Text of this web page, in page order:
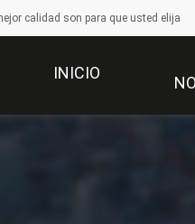
calidad son para que usted elija
INICIO